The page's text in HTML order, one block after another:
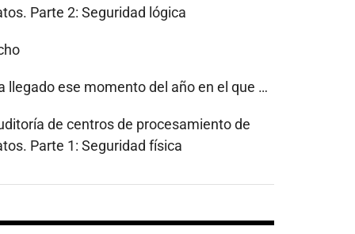
Parte 2: Seguridad lógica
llegado ese momento del año en el que …
de centros de procesamiento de
Parte 1: Seguridad física